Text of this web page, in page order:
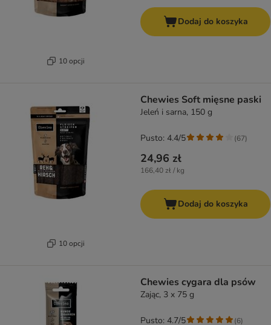
10 opcji
Dodaj do koszyka
10 opcji
Chewies Soft mięsne paski
Jeleń i sarna, 150 g
24,96 zł
166,40 zł / kg
Pusto: 4.4/5 (67)
Dodaj do koszyka
Chewies cygara dla psów
Zając, 3 x 75 g
Pusto: 4.7/5 (6)